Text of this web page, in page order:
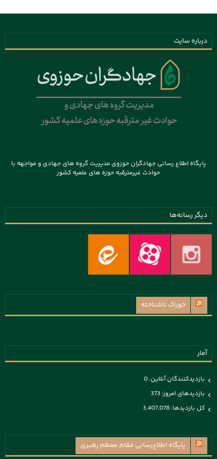
درباره سایت
پایگاه اطلاع رسانی جهادگران حوزوی مدیریت گروه های جهادی و مواجهه با
حوادث غیرمترقبه حوزه های علمیه کشور
دیگر رسانه‌ها
خوراک ناشناخته
آمار
بازدیدکنندگان آنلاین:0
بازدیدهای امروز: 373
کل بازدیدها:3,407,078
پايگاه اطلاع‌رسانی مقام معظم رهبری